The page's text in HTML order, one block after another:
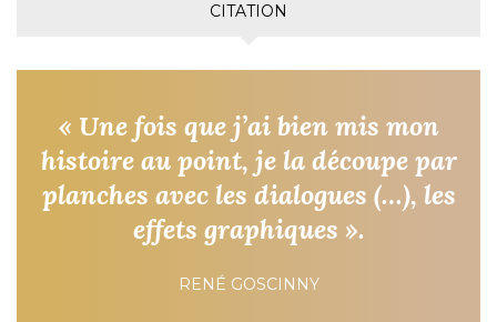
CITATION
« Une fois que j’ai bien mis mon
histoire au point, je la découpe par
planches avec les dialogues (…), les
effets graphiques ».
RENÉ GOSCINNY